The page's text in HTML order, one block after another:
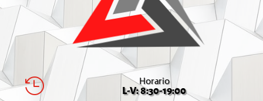
 Horario
L-V: 8:30-19:00